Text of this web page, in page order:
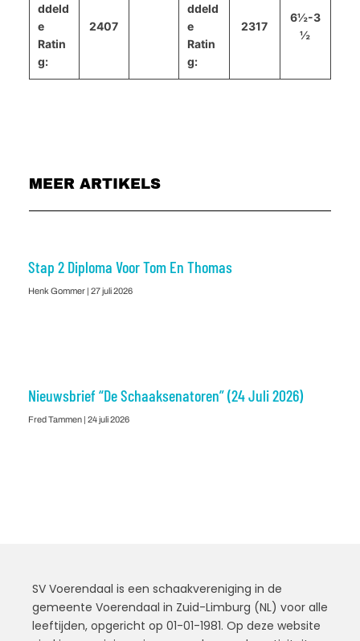
ddeld
e
Ratin
g:
2407
ddeld
e
Ratin
g:
2317
6½-3
½
MEER ARTIKELS
Stap 2 Diploma Voor Tom En Thomas
Henk Gommer 27 juli 2026
Nieuwsbrief “De Schaaksenatoren” (24 Juli 2026)
Fred Tammen 24 juli 2026
SV Voerendaal is een schaakvereniging in de
gemeente Voerendaal in Zuid-Limburg (NL) voor alle
leeftijden, opgericht op 01-01-1981. Op deze website